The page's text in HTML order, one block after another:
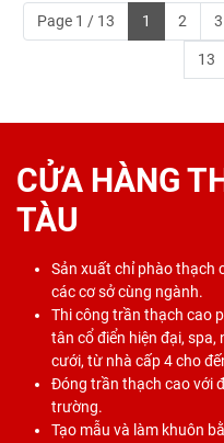
Page 1 / 13 1 2 3
13
CỬA HÀNG
TÀU
Sản xuất chỉ phào thạch
các cơ sở cùng ngành.
Thi công trần thạch cao
tân cổ điển hiện đại,
cưới, từ nhà cấp 4 cho
Đóng trần thạch cao với
trường.
Tạo mẫu và làm khuôn